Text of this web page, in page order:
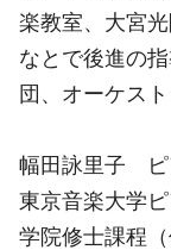
楽教室、大宮
なとで後進の
団、オーケス
幅田詠里子 ピ
東京音楽大学
学院修士課程